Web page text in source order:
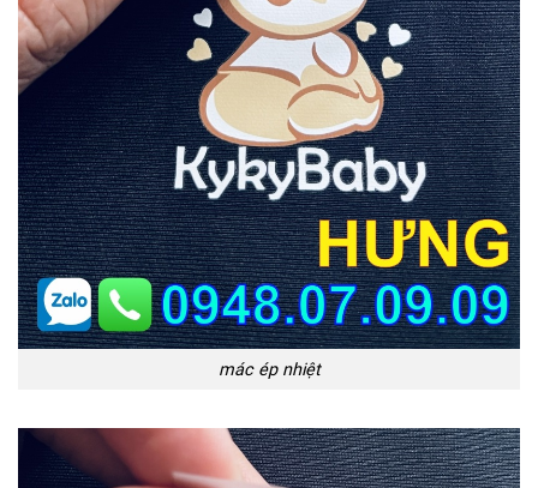
mác ép nhiệt